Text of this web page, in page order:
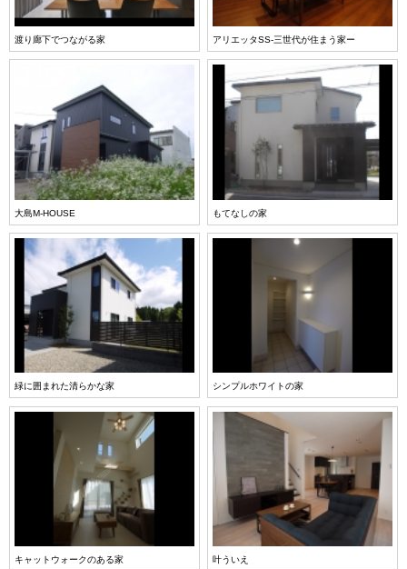
渡り廊下でつながる家 アリエッタSS-三世代が住まう家ー
大島M-HOUSE もてなしの家
緑に囲まれた清らかな家 シンプルホワイトの家
キャットウォークのある家 叶ういえ